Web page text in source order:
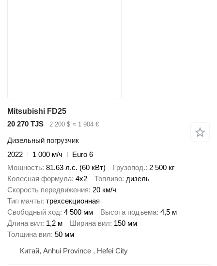
Mitsubishi FD25
20 270 TJS
2 200 $ ≈ 1 904 €
Дизельный погрузчик
2022
1 000 м/ч
Euro 6
Мощность 81.63 л.с. (60 кВт) Грузопод. 2 500 кг
Колесная формула 4x2 Топливо дизель
Скорость передвижения 20 км/ч
Тип мачты трехсекционная
Свободный ход 4 500 мм Высота подъема 4,5 м
Длина вил 1,2 м Ширина вил 150 мм
Толщина вил 50 мм
Китай, Anhui Province , Hefei City